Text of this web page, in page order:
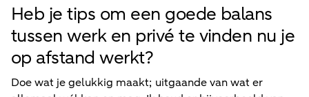
Heb je tips om een goede balans
tussen werk en privé te vinden nu je
op afstand werkt?
Doe wat je gelukkig maakt; uitgaande van wat er